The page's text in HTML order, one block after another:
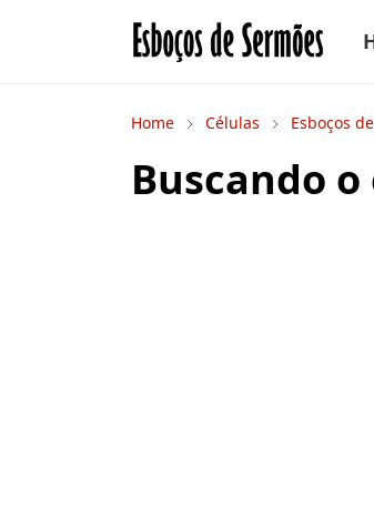
Home Células Esboços
Buscando